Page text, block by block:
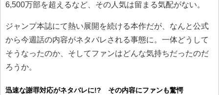
6,500万部を超えるなど、その人気は留まる気配がない。
ジャンプ本誌にて熱い展開を続ける本作だが、なんと公式
から今週話の内容がネタバレされる事態に。一体どうして
そうなったのか、そしてファンはどんな気持ちだったのだ
ろうか。
迅速な謝罪対応がネタバレに!? その内容にファンも驚愕